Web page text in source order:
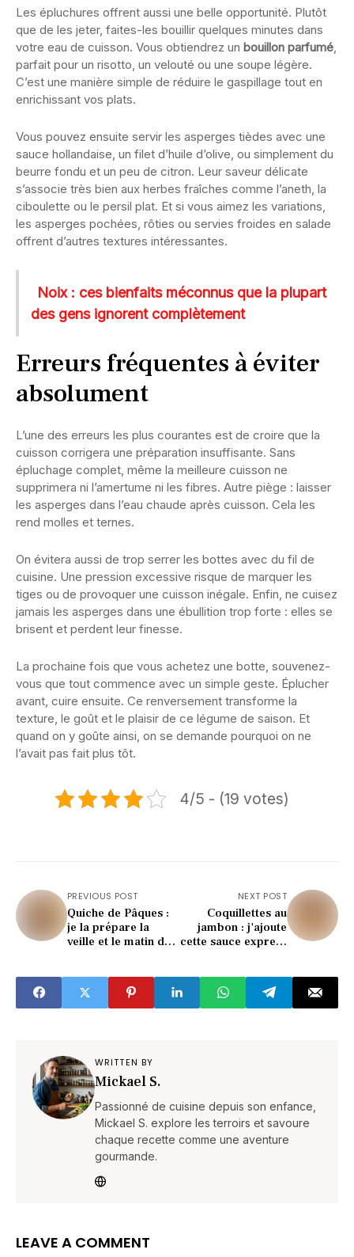
Les épluchures offrent aussi une belle opportunité. Plutôt
que de les jeter, faites-les bouillir quelques minutes dans
votre eau de cuisson. Vous obtiendrez un bouillon parfumé,
parfait pour un risotto, un velouté ou une soupe légère.
C’est une manière simple de réduire le gaspillage tout en
enrichissant vos plats.
Vous pouvez ensuite servir les asperges tièdes avec une
sauce hollandaise, un filet d’huile d’olive, ou simplement du
beurre fondu et un peu de citron. Leur saveur délicate
s’associe très bien aux herbes fraîches comme l’aneth, la
ciboulette ou le persil plat. Et si vous aimez les variations,
les asperges pochées, rôties ou servies froides en salade
offrent d’autres textures intéressantes.
Noix : ces bienfaits méconnus que la plupart
des gens ignorent complètement
Erreurs fréquentes à éviter
absolument
L’une des erreurs les plus courantes est de croire que la
cuisson corrigera une préparation insuffisante. Sans
épluchage complet, même la meilleure cuisson ne
supprimera ni l’amertume ni les fibres. Autre piège : laisser
les asperges dans l’eau chaude après cuisson. Cela les
rend molles et ternes.
On évitera aussi de trop serrer les bottes avec du fil de
cuisine. Une pression excessive risque de marquer les
tiges ou de provoquer une cuisson inégale. Enfin, ne cuisez
jamais les asperges dans une ébullition trop forte : elles se
brisent et perdent leur finesse.
La prochaine fois que vous achetez une botte, souvenez-
vous que tout commence avec un simple geste. Éplucher
avant, cuire ensuite. Ce renversement transforme la
texture, le goût et le plaisir de ce légume de saison. Et
quand on y goûte ainsi, on se demande pourquoi on ne
l’avait pas fait plus tôt.
4/5 - (19 votes)
PREVIOUS POST
Quiche de Pâques :
je la prépare la
veille et le matin du
sans effort
NEXT POST
Coquillettes au
jambon : j'ajoute
cette sauce express
gourmand
WRITTEN BY
Mickael S.
Passionné de cuisine depuis son enfance,
Mickael S. explore les terroirs et savoure
chaque recette comme une aventure
gourmande.
LEAVE A COMMENT